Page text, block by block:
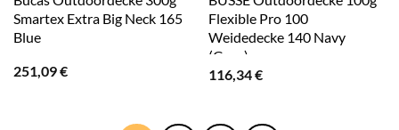
Smartex Extra Big Neck 165
Blue
251,09€
Flexible Pro 100
Weidedecke 140 Navy
(Grau)
116,34€